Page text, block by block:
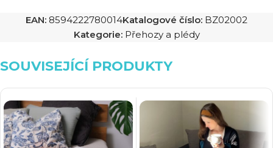
EAN: 8594222780014Katalogové číslo: BZ02002
Kategorie: Přehozy a plédy
SOUVISEJÍCÍ PRODUKTY